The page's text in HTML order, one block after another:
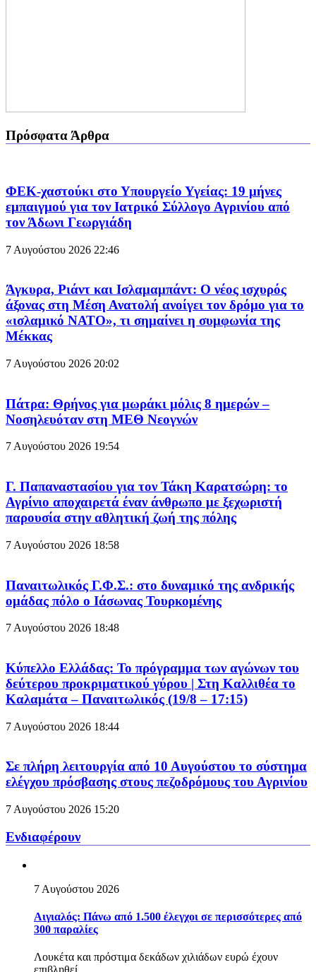
Πρόσφατα Άρθρα
ΦΕΚ-χαστούκι στο Υπουργείο Υγείας: 19 μήνες
εμπαιγμού για τον Ιατρικό Σύλλογο Αγρινίου από
τον Άδωνι Γεωργιάδη
7 Αυγούστου 2026 22:46
Άγκυρα, Ριάντ και Ισλαμαμπάντ: Ο νέος ισχυρός
άξονας στη Μέση Ανατολή ανοίγει τον δρόμο για το
«ισλαμικό ΝΑΤΟ», τι σημαίνει η συμφωνία της
Μέκκας
7 Αυγούστου 2026 20:02
Πάτρα: Θρήνος για μωράκι μόλις 8 ημερών –
Νοσηλευόταν στη ΜΕΘ Νεογνών
7 Αυγούστου 2026 19:54
Γ. Παπαναστασίου για τον Τάκη Καρατσώρη: το
Αγρίνιο αποχαιρετά έναν άνθρωπο με ξεχωριστή
παρουσία στην αθλητική ζωή της πόλης
7 Αυγούστου 2026 18:58
Παναιτωλικός Γ.Φ.Σ.: στο δυναμικό της ανδρικής
ομάδας πόλο ο Ιάσωνας Τουρκομένης
7 Αυγούστου 2026 18:48
Κύπελλο Ελλάδας: Το πρόγραμμα των αγώνων του
δεύτερου προκριματικού γύρου | Στη Καλλιθέα το
Καλαμάτα – Παναιτωλικός (19/8 – 17:15)
7 Αυγούστου 2026 18:44
Σε πλήρη λειτουργία από 10 Αυγούστου το σύστημα
ελέγχου πρόσβασης στους πεζοδρόμους του Αγρινίου
7 Αυγούστου 2026 15:20
Ενδιαφέρουν
7 Αυγούστου 2026
Αιγιαλός: Πάνω από 1.500 έλεγχοι σε περισσότερες από
300 παραλίες
Λουκέτα και πρόστιμα δεκάδων χιλιάδων ευρώ έχουν